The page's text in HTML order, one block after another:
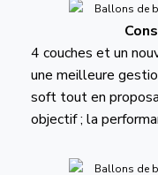
4 couches et un
une meilleure
soft tout en
objectif ; la